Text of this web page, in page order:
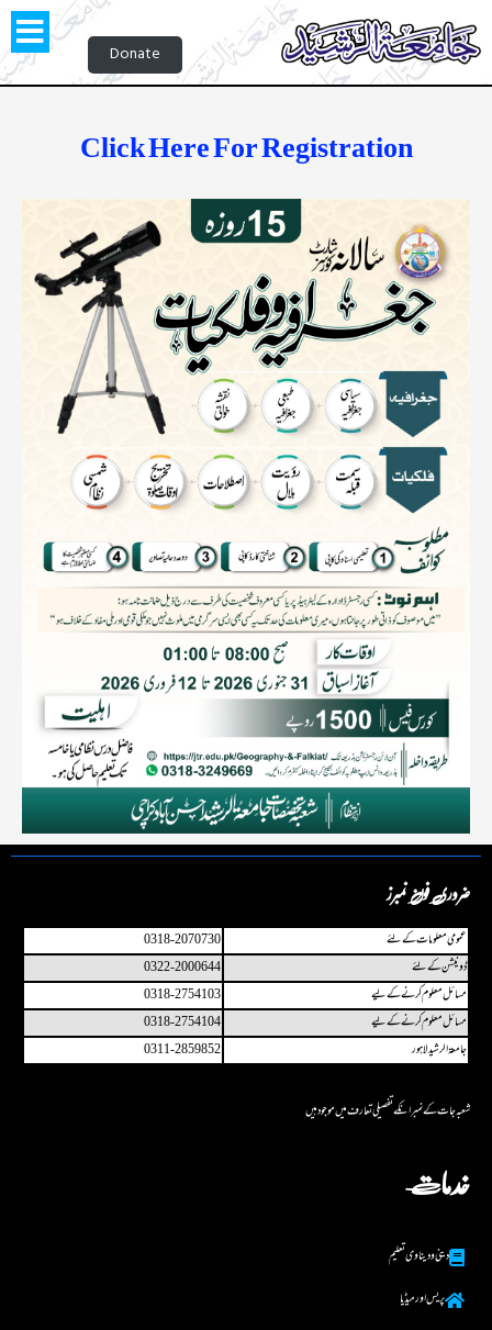
Donate
Click Here For Registration
ضروری فون نمبرز
عمو می معلومات کے لئے
0318-2070730
ڈونیشن کے لئے
0322-2000644
مسائل معلوم کرنے کے لیے
0318-2754103
مسائل معلوم کرنے کے لیے
0318-2754104
جامعۃ الرشید لاہور
0311-2859852
شعبہ جات کے نمبر انکے تفصیلی تعارف میں مو جو د ہیں
خدمات
دینی و دینا وی تعلیم
پریس اور میڈیا